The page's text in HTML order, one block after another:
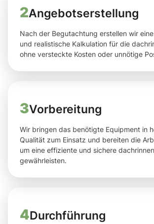
2Angebotserstellung
Nach der Begutachtung erstellen wir
und realistische Kalkulation für die
ohne versteckte Kosten oder unnötige
3Vorbereitung
Wir bringen das benötigte Equipment in
Qualität zum Einsatz und bereiten die
um eine effiziente und sichere
gewährleisten.
4Durchführung